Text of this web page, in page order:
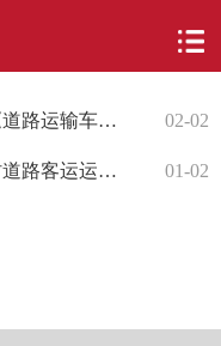
交通运输部办公厅关于贯彻实施《道路运输车辆技术管理规定》的通知 02-02
交通运输部办公厅关于印发《农村道路客运运营服务指南（试行）》的通知 01-02